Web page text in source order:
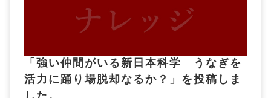
「強い仲間がいる新日本科学 うなぎを
活力に踊り場脱却なるか？」を投稿しま